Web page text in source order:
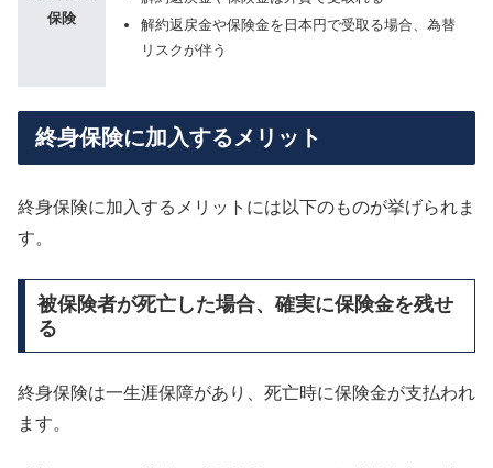
保険
解約返戻金や保険金を日本円で受取る場合、為替
リスクが伴う
終身保険に加入するメリット
終身保険に加入するメリットには以下のものが挙げられま
す。
被保険者が死亡した場合、確実に保険金を残せ
る
終身保険は一生涯保障があり、死亡時に保険金が支払われ
ます。